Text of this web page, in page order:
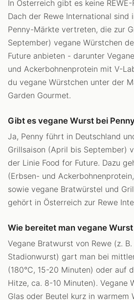
In Österreich gibt es keine
Dach der Rewe International sind
Penny-Märkte vertreten, die zur
September) vegane Würstchen
Future anbieten - darunter
und Ackerbohnenprotein mit V-
du vegane Würstchen unter der
Garden Gourmet.
Gibt es vegane Wurst bei
Ja, Penny führt in Deutschland
Grillsaison (April bis September)
der Linie Food for Future. Dazu
(Erbsen- und
sowie vegane Bratwürstel und
gehört in Österreich zur Rewe
Wie bereitet man vegane Wurst
Vegane Bratwurst von Rewe (z. B.
Stadionwurst) gart man bei
(180°C, 15-20 Minuten) oder auf
Hitze, ca. 8-10 Minuten). Vegane
Glas oder Beutel kurz in warmem